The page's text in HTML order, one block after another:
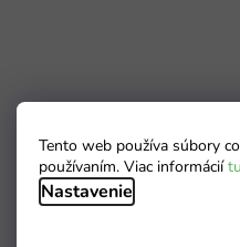
Tento web používa súbory
používaním. Viac informáciítu
Nastavenie